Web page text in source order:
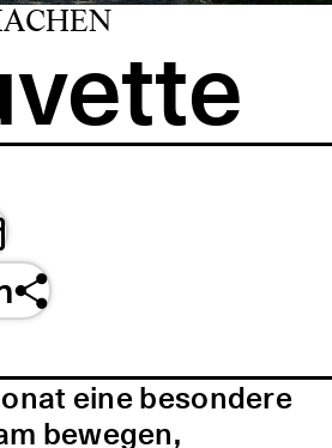
eine besondere
bewegen,